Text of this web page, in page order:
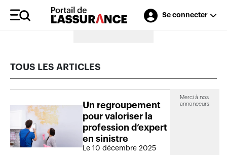
Se connecter
Merci à nos annonceurs
TOUS LES ARTICLES
Un regroupement
pour valoriser la
profession d’expert
en sinistre
Le 10 décembre 2025
Merci à nos
annonceurs